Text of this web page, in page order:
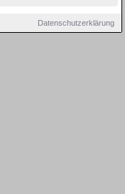
Datenschutzerklärung